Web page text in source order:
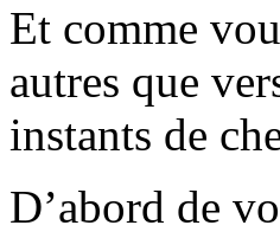
Et comme
autres que
instants de
D’abord de